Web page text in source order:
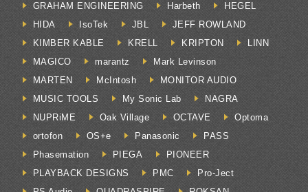
GRAHAM ENGINEERING
Harbeth
HEGEL
HIDA
IsoTek JBL
JEFF ROWLAND
KIMBER KABLE
KRELL KRIPTON
LINN
MAGICO
marantz
Mark Levinson
MARTEN
McIntosh
MONITOR AUDIO
MUSIC TOOLS
My Sonic Lab
NAGRA
NUPRiME
Oak Village OCTAVE
Optoma
ortofon
OS+e Panasonic
PASS
Phasemation
PIEGA
PIONEER
PLAYBACK DESIGNS
PMC
Pro-Ject